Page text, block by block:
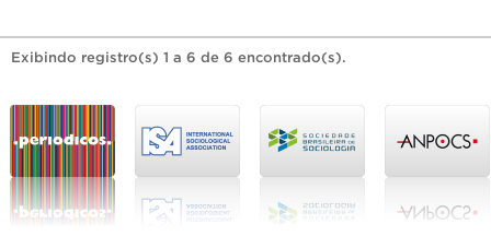
Exibindo registro(s) 1 a 6 de 6 encontrado(s).